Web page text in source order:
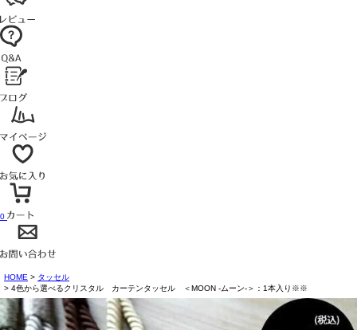
0
HOME
タッセル
4色から選べるクリスタル カーテンタッセル ＜MOON -ムーン-＞：1本入り※※